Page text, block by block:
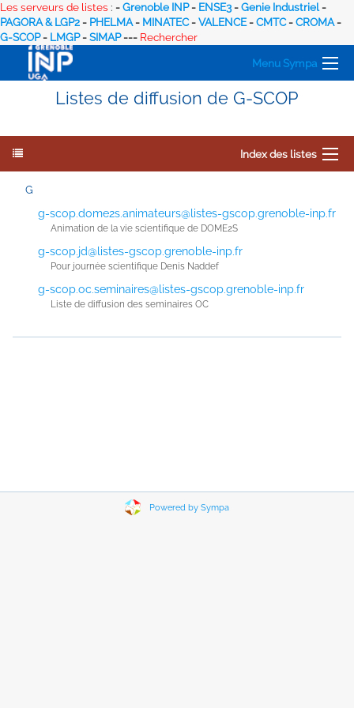
Les serveurs de listes : -Grenoble INP- ENSE3-Genie Industriel-
PAGORA & LGP2- PHELMA- MINATEC-VALENCE-CMTC-CROMA-
G-SCOP- LMGP-SIMAP--- Rechercher
Menu Sympa
Listes de diffusion de G-SCOP
Index des listes
G
g-scop.dome2s.animateurs@listes-gscop.grenoble-inp.fr
Animation de la vie scientifique de DOME2S
g-scop.jd@listes-gscop.grenoble-inp.fr
Pour journée scientifique Denis Naddef
g-scop.oc.seminaires@listes-gscop.grenoble-inp.fr
Liste de diffusion des seminaires OC
Powered by Sympa